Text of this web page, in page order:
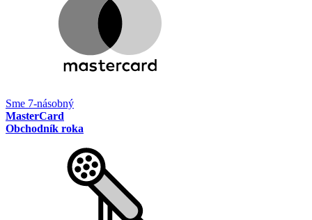
Sme 7-násobný
MasterCard
Obchodník roka